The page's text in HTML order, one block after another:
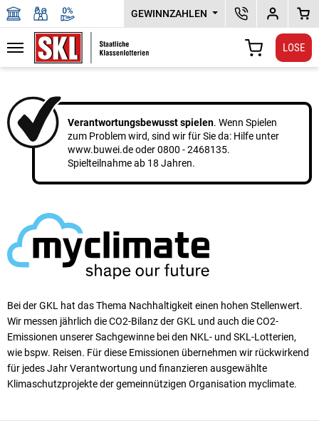
GEWINNZAHLEN
SKL DEPOTPLUS
Navigation
LOSE
Verantwortungsbewusst spielen. Wenn Spielen
zum Problem wird, sind wir für Sie da: Hilfe unter
www.buwei.deoder0800 - 2468135.
Spielteilnahme ab 18 Jahren.
Bei der GKL hat das Thema Nachhaltigkeit einen ho­hen Stellen­wert.
Wir messen jährlich die CO2-Bilanz der GKL und auch die CO2-
Emissionen unserer Sach­ge­winne bei den NKL- und SKL-Lotterien,
wie bspw. Reisen. Für diese Emissionen übernehmen wir rück­wirkend
für jedes Jahr Verantwortung und finanzieren ausgewählte
Klimaschutzprojekte der gemeinnützigen Organisation myclimate.